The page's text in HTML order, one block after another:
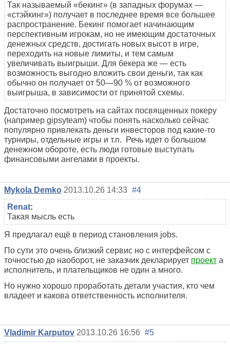
Так называемый «бекинг» (в западных форумах —
«стэйкинг») получает в последнее время все большее
распространение. Бекинг помогает начинающим
перспективным игрокам, но не имеющим достаточных
денежных средств, достигать новых высот в игре,
переходить на новые лимиты, и тем самым
увеличивать выигрыши. Для бекера же — есть
возможность выгодно вложить свои деньги, так как
обычно он получает от 50—90 % от возможного
выигрыша, в зависимости от принятой схемы.
Достаточно посмотреть на сайтах посвященных покеру
(например gipsyteam) чтобы понять насколько сейчас
популярно привлекать деньги инвесторов под какие-то
турниры, отдельные игры и т.п. Речь идет о большом
денежном обороте, есть люди готовые выступать
финансовыми ангелами в проекты.
Mykola Demko 2013.10.26 14:33 #4
Renat:
Такая мысль есть
Я предлагал ещё в период становления jobs.
По сути это очень близкий сервис но с интерфейсом с
точностью до наоборот, не заказчик декларирует проект а
исполнитель, и плательщиков не один а много.
Но нужно хорошо проработать детали участия, кто чем
владеет и какова ответственность исполнителя.
Vladimir Karputov 2013.10.26 16:56 #5